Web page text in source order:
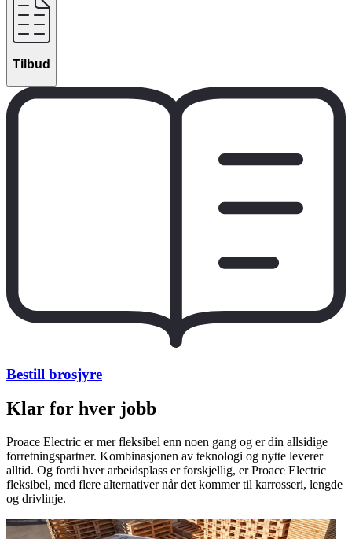
Tilbud
Bestill brosjyre
Klar for hver jobb
Proace Electric er mer fleksibel enn noen gang og er din allsidige
forretningspartner. Kombinasjonen av teknologi og nytte leverer
alltid. Og fordi hver arbeidsplass er forskjellig, er Proace Electric
fleksibel, med flere alternativer når det kommer til karrosseri, lengde
og drivlinje.